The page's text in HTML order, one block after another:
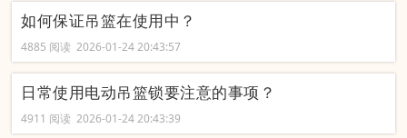
如何保证吊篮在使用中？
4885 阅读 2026-01-24 20:43:57
日常使用电动吊篮锁要注意的事项？
4911 阅读 2026-01-24 20:43:39